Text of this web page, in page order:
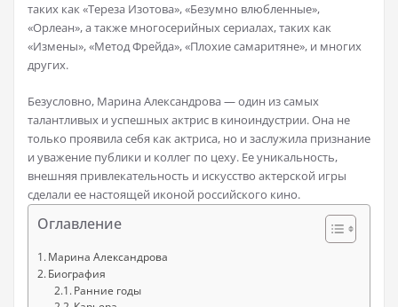
таких как «Тереза Изотова», «Безумно влюбленные»,
«Орлеан», а также многосерийных сериалах, таких как
«Измены», «Метод Фрейда», «Плохие самаритяне», и многих
других.
Безусловно, Марина Александрова — один из самых
талантливых и успешных актрис в киноиндустрии. Она не
только проявила себя как актриса, но и заслужила признание
и уважение публики и коллег по цеху. Ее уникальность,
внешняя привлекательность и искусство актерской игры
сделали ее настоящей иконой российского кино.
Оглавление
Марина Александрова
Биография
Ранние годы